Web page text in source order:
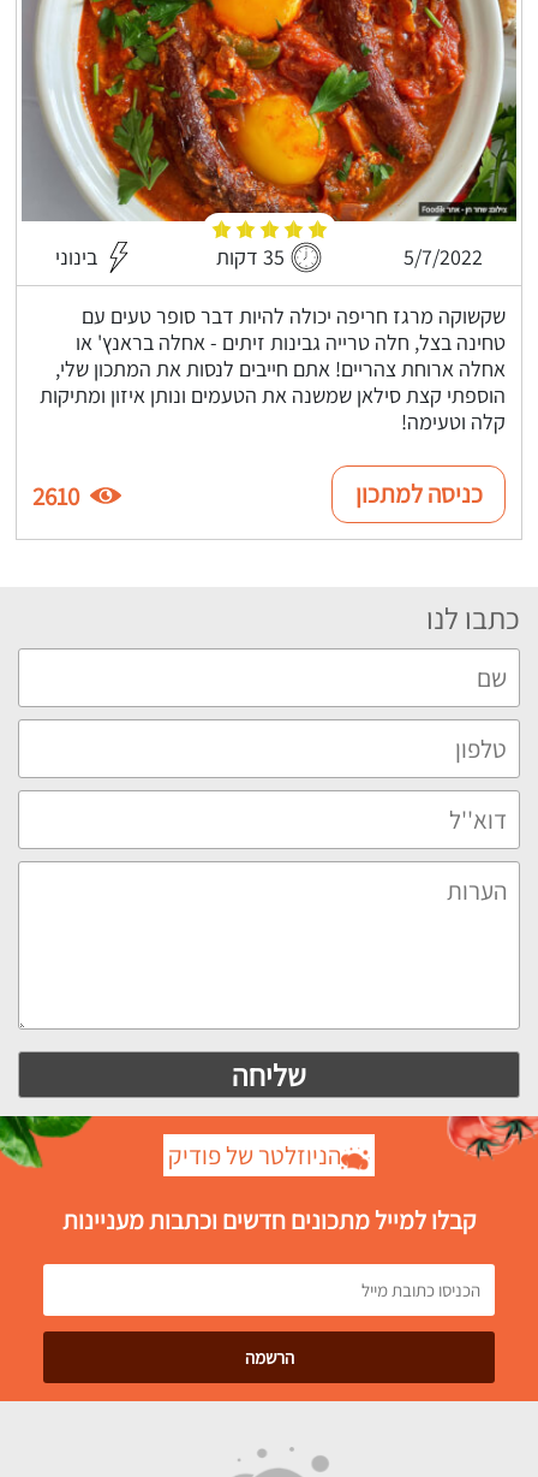
5/7/2022 35 דקות בינוני
שקשוקה מרגז חריפה יכולה להיות דבר סופר טעים עם
טחינה בצל, חלה טרייה גבינות זיתים - אחלה בראנץ' או
אחלה ארוחת צהריים! אתם חייבים לנסות את המתכון שלי,
הוספתי קצת סילאן שמשנה את הטעמים ונותן איזון ומתיקות
קלה וטעימה!
כניסה למתכון 2610
כתבו לנו
הניוזלטר של פודיק
קבלו למייל מתכונים חדשים וכתבות מעניינות